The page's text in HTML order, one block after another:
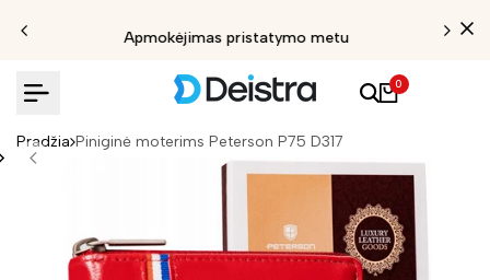
Apmokėjimas pristatymo metu
0
Pradžia Piniginė moterims Peterson P75 D317